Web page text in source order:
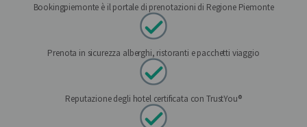
Bookingpiemonte è il portale di prenotazioni di Regione Piemonte
Prenota in sicurezza alberghi, ristoranti e pacchetti viaggio
Reputazione degli hotel certificata con TrustYou®